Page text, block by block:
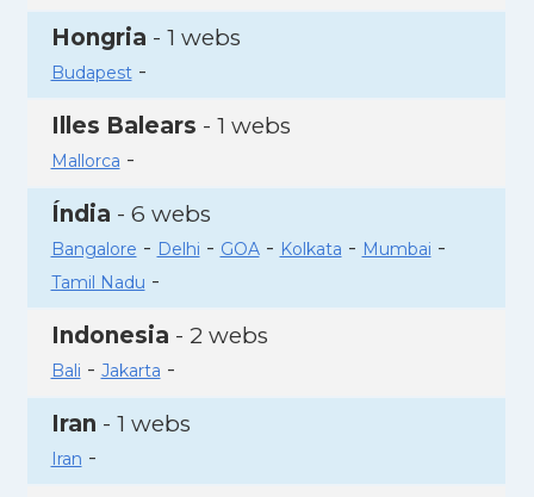
Hongria - 1 webs
Budapest-
Illes Balears - 1 webs
Mallorca -
Índia - 6 webs
Bangalore - Delhi - GOA- Kolkata - Mumbai -
Tamil Nadu -
Indonesia - 2 webs
Bali - Jakarta -
Iran - 1 webs
Iran -